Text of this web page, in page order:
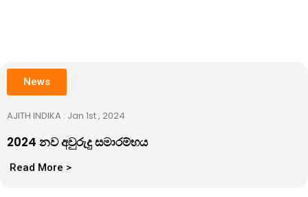
News
AJITH INDIKA : Jan 1st , 2024
2024 නව අවුරුදු සමාරම්භය
Read More >